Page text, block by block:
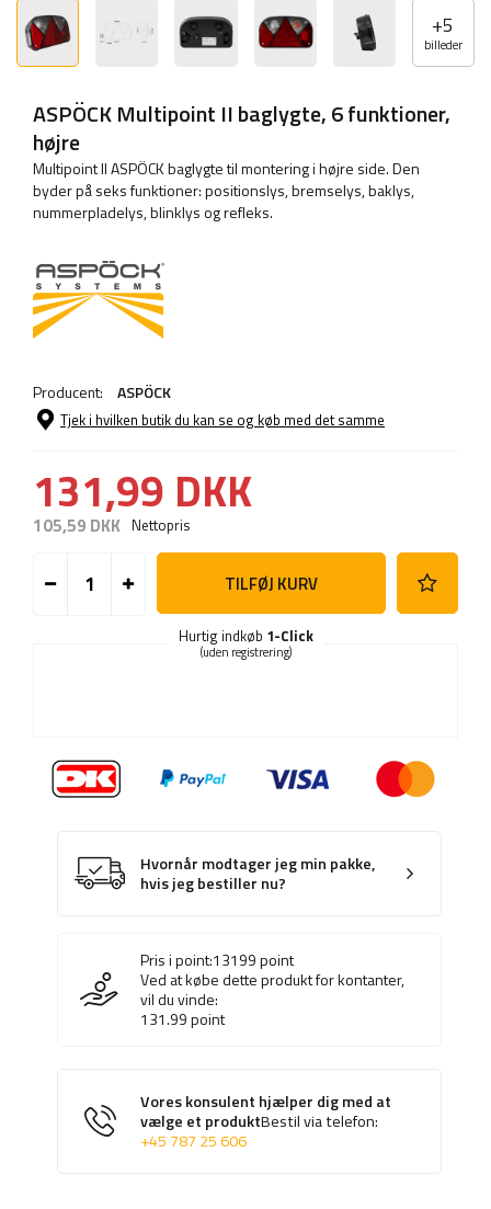
+5
billeder
ASPÖCK Multipoint II baglygte, 6 funktioner,
højre
Multipoint II ASPÖCK baglygte til montering i højre side. Den
byder på seks funktioner: positionslys, bremselys, baklys,
nummerpladelys, blinklys og refleks.
Producent: ASPÖCK
Tjek i hvilken butik du kan se og køb med det samme
131,99 DKK
105,59 DKK Nettopris
TILFØJ KURV
Hurtig indkøb 1-Click
(uden registrering)
Hvornår modtager jeg min pakke,
hvis jeg bestiller nu?
Pris i point:13199point
Ved at købe dette produkt for kontanter,
vil du vinde:
131.99point
Vores konsulent hjælper dig med at
vælge et produktBestil via telefon:
+45 787 25 606